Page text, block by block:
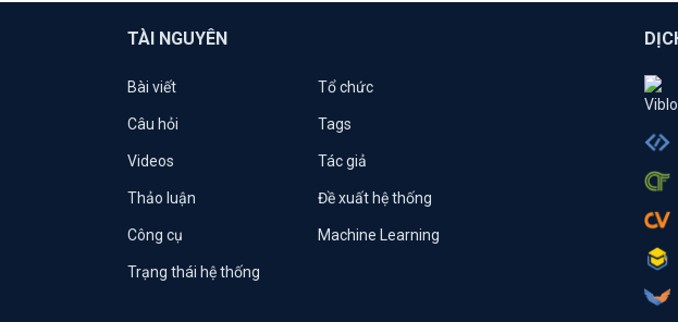
TÀI NGUYÊN
Bài viết Tổ chức
Câu hỏi Tags
Videos Tác giả
Thảo luận Đề xuất hệ thống
Công cụ Machine Learning
Trạng thái hệ thống